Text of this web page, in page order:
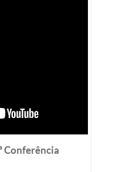
Conferência